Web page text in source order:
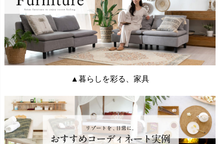
▲暮らしを彩る、家具